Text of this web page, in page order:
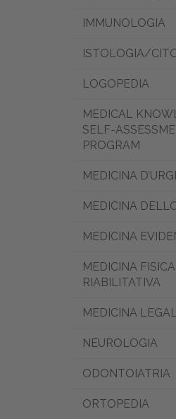
IMMUNOLOGIA
ISTOLOGIA/
LOGOPEDIA
MEDICAL
SELF-
PROGRAM
MEDICINA
MEDICINA
MEDICINA
MEDICINA
RIABILITATIVA
MEDICINA
NEUROLOGIA
ODONTOIATRIA
ORTOPEDIA